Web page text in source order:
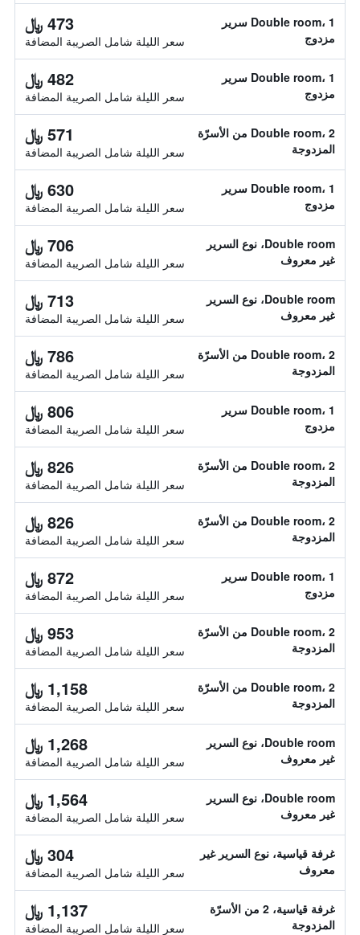
Double room، 1 سرير
مزدوج
473 ﷼
سعر الليلة شامل الصريبة المضافة
Double room، 1 سرير
مزدوج
482 ﷼
سعر الليلة شامل الصريبة المضافة
Double room، 2 من الأسرّة
المزدوجة
571 ﷼
سعر الليلة شامل الصريبة المضافة
Double room، 1 سرير
مزدوج
630 ﷼
سعر الليلة شامل الصريبة المضافة
Double room، نوع السرير
غير معروف
706 ﷼
سعر الليلة شامل الصريبة المضافة
Double room، نوع السرير
غير معروف
713 ﷼
سعر الليلة شامل الصريبة المضافة
Double room، 2 من الأسرّة
المزدوجة
786 ﷼
سعر الليلة شامل الصريبة المضافة
Double room، 1 سرير
مزدوج
806 ﷼
سعر الليلة شامل الصريبة المضافة
Double room، 2 من الأسرّة
المزدوجة
826 ﷼
سعر الليلة شامل الصريبة المضافة
Double room، 2 من الأسرّة
المزدوجة
826 ﷼
سعر الليلة شامل الصريبة المضافة
Double room، 1 سرير
مزدوج
872 ﷼
سعر الليلة شامل الصريبة المضافة
Double room، 2 من الأسرّة
المزدوجة
953 ﷼
سعر الليلة شامل الصريبة المضافة
Double room، 2 من الأسرّة
المزدوجة
1,158 ﷼
سعر الليلة شامل الصريبة المضافة
Double room، نوع السرير
غير معروف
1,268 ﷼
سعر الليلة شامل الصريبة المضافة
Double room، نوع السرير
غير معروف
1,564 ﷼
سعر الليلة شامل الصريبة المضافة
غرفة قياسية، نوع السرير غير
معروف
304 ﷼
سعر الليلة شامل الصريبة المضافة
غرفة قياسية، 2 من الأسرّة
المزدوجة
1,137 ﷼
سعر الليلة شامل الصريبة المضافة